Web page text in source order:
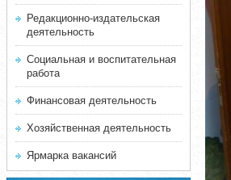
Редакционно-издательская
деятельность
Социальная и воспитательная
работа
Финансовая деятельность
Хозяйственная деятельность
Ярмарка вакансий